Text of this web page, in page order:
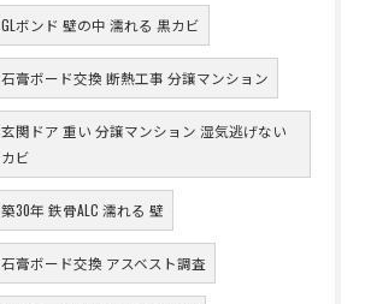
GLボンド 壁の中 濡れる 黒カビ
石膏ボード交換 断熱工事 分譲マンション
玄関ドア 重い 分譲マンション 湿気逃げない
カビ
築30年 鉄骨ALC 濡れる 壁
石膏ボード交換 アスベスト調査